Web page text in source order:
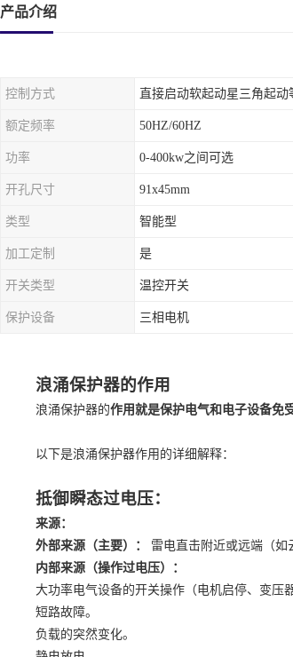
产品介绍
控制方式 直接启动软起动星三角起动
额定频率 50HZ/60HZ
功率 0-400kw之间可选
开孔尺寸 91x45mm
类型 智能型
加工定制 是
开关类型 温控开关
保护设备 三相电机
浪涌保护器的作用
浪涌保护器的作用就是保护电气和电子设备免
以下是浪涌保护器作用的详细解释：
抵御瞬态过电压：
来源：
外部来源（主要）：
雷电直击附近或远端（如
内部来源（操作过电压）：
大功率电气设备的开关操作（电机启停、变压
短路故障。
负载的突然变化。